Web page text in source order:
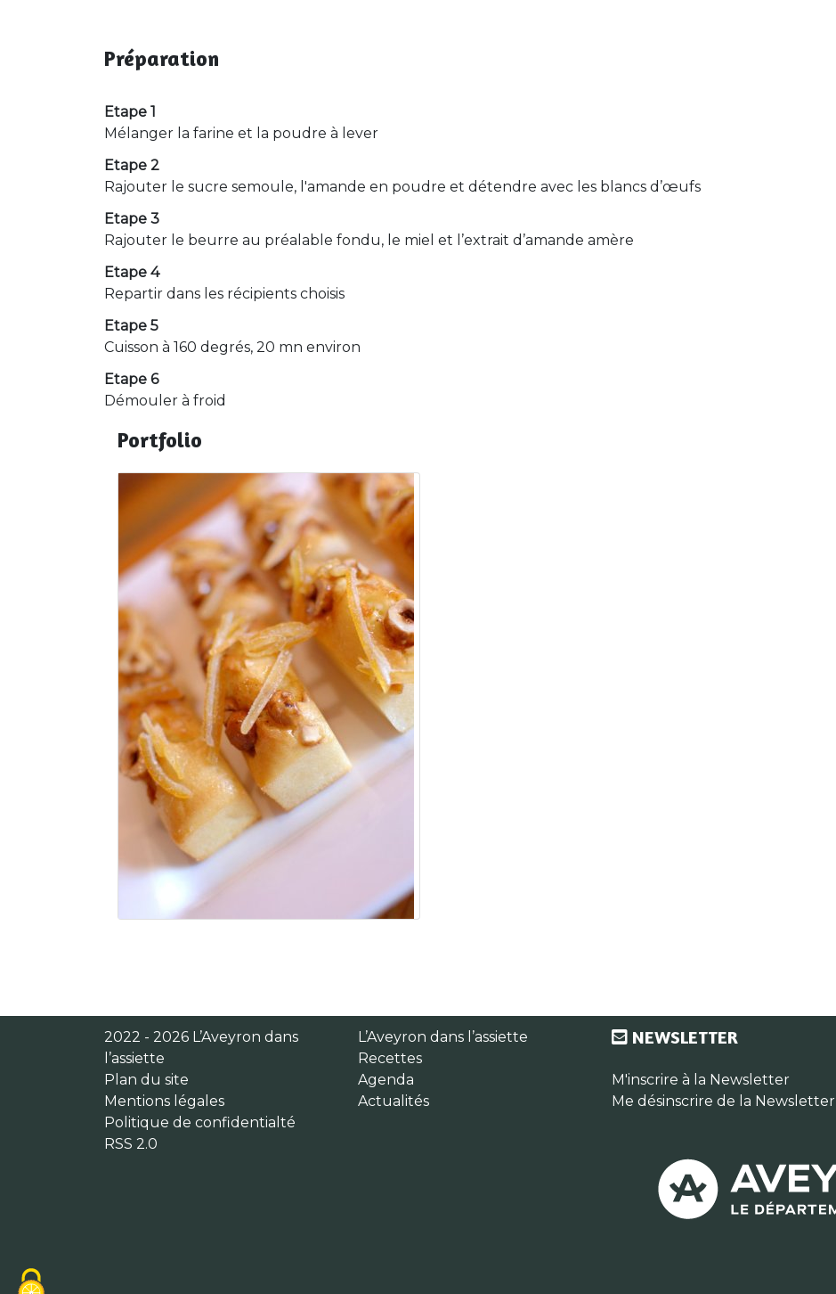
Préparation
Etape 1
Mélanger la farine et la poudre à lever
Etape 2
Rajouter le sucre semoule, l'amande en poudre et détendre avec les blancs d’œufs
Etape 3
Rajouter le beurre au préalable fondu, le miel et l’extrait d’amande amère
Etape 4
Repartir dans les récipients choisis
Etape 5
Cuisson à 160 degrés, 20 mn environ
Etape 6
Démouler à froid
Portfolio
2022 - 2026 L’Aveyron dans
l’assiette
Plan du site
Mentions légales
Politique de confidentialté
RSS 2.0
L’Aveyron dans l’assiette
Recettes
Agenda
Actualités
NEWSLETTER
M'inscrire à la Newsletter
Me désinscrire de la Newsletter